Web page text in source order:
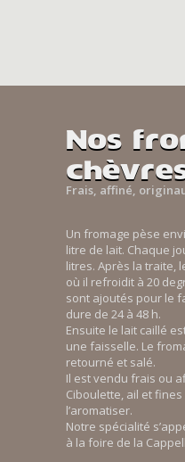
Nos
Frais, affiné,
Un fromage pèse
litre de lait. Chaque
litres. Après la traite,
où il refroidit à 20
sont ajoutés pour le
dure de 24 à 48 h.
Ensuite le lait caillé
une faisselle. Le
retourné et salé.
Il est vendu frais ou
Ciboulette, ail et
l’aromatiser.
Notre spécialité
à la foire de la